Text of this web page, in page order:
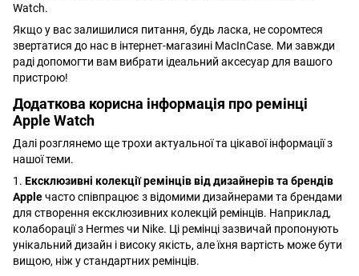
Watch.
Якщо у вас залишилися питання, будь ласка, не соромтеся
звертатися до нас в інтернет-магазині MacInCase. Ми завжди
раді допомогти вам вибрати ідеальний аксесуар для вашого
пристрою!
Додаткова корисна інформація про ремінці
Apple Watch
Далі розглянемо ще трохи актуальної та цікавої інформації з
нашої теми.
1. Ексклюзивні колекції ремінців від дизайнерів та брендів
Appleчасто співпрацює з відомими дизайнерами та брендами
для створення ексклюзивних колекцій ремінців. Наприклад,
колаборації з Hermes чи Nike. Ці ремінці зазвичай пропонують
унікальний дизайн і високу якість, але їхня вартість може бути
вищою, ніж у стандартних ремінців.